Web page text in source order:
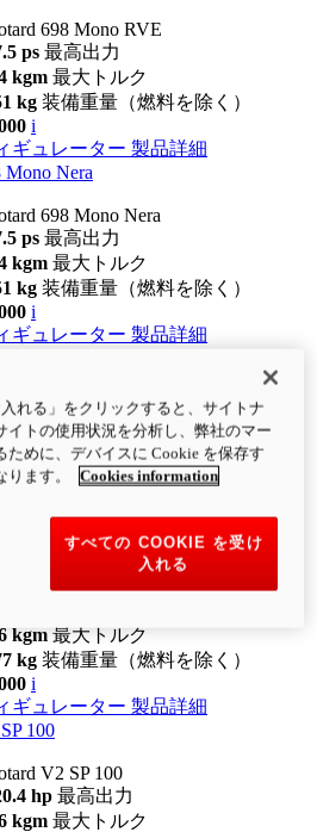
698 Mono RVE
ps 最高出力
kgm 最大トルク
kg 装備重量（燃料を除く）
i
ギュレーター 製品詳細
Mono Nera
698 Mono Nera
ps 最高出力
kgm 最大トルク
kg 装備重量（燃料を除く）
i
ギュレーター 製品詳細
V2
hp最高出力
kgm最大トルク
kg装備重量（燃料を除く）
ギュレーター 製品詳細
V2 SP
kgm 最大トルク
kg 装備重量（燃料を除く）
i
ギュレーター 製品詳細
100
V2 SP 100
hp 最高出力
kgm 最大トルク
入れる」をクリックすると、サイトナ
イトの使用状況を分析し、弊社のマー
ために、デバイスに Cookie を保存す
ります。
Cookies information
すべての COOKIE を受け
入れる